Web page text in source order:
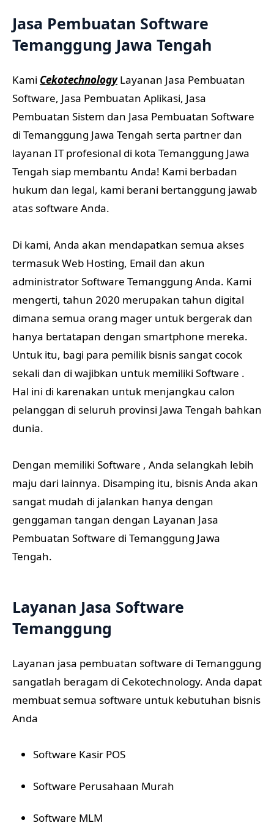
Jasa Pembuatan Software
Temanggung Jawa Tengah
Kami CekotechnologyLayanan Jasa Pembuatan
Software, Jasa Pembuatan Aplikasi, Jasa
Pembuatan Sistem dan Jasa Pembuatan Software
di Temanggung Jawa Tengah serta partner dan
layanan IT profesional di kota Temanggung Jawa
Tengah siap membantu Anda! Kami berbadan
hukum dan legal, kami berani bertanggung jawab
atas software Anda.
Di kami, Anda akan mendapatkan semua akses
termasuk Web Hosting, Email dan akun
administrator Software Temanggung Anda. Kami
mengerti, tahun 2020 merupakan tahun digital
dimana semua orang mager untuk bergerak dan
hanya bertatapan dengan smartphone mereka.
Untuk itu, bagi para pemilik bisnis sangat cocok
sekali dan di wajibkan untuk memiliki Software .
Hal ini di karenakan untuk menjangkau calon
pelanggan di seluruh provinsi Jawa Tengah bahkan
dunia.
Dengan memiliki Software , Anda selangkah lebih
maju dari lainnya. Disamping itu, bisnis Anda akan
sangat mudah di jalankan hanya dengan
genggaman tangan dengan Layanan Jasa
Pembuatan Software di Temanggung Jawa
Tengah.
Layanan Jasa Software
Temanggung
Layanan jasa pembuatan software di Temanggung
sangatlah beragam di Cekotechnology. Anda dapat
membuat semua software untuk kebutuhan bisnis
Anda
Software Kasir POS
Software Perusahaan Murah
Software MLM